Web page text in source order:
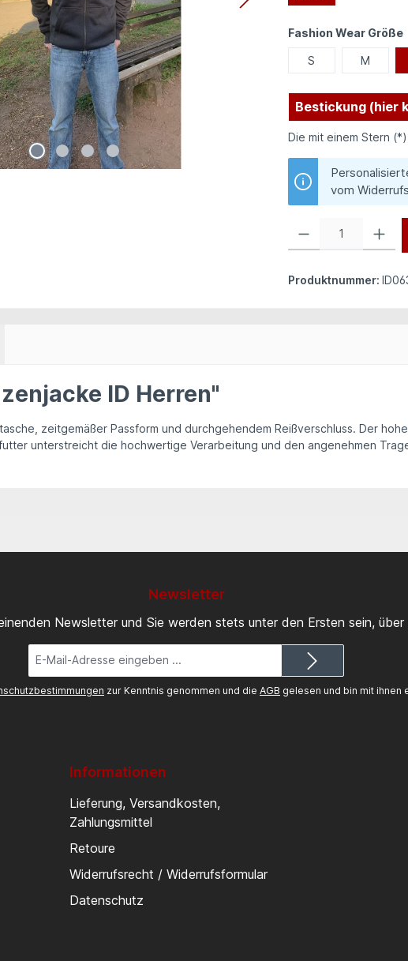
Fashion Wear Größe
S M
Bestickung (hier
Die mit einem Stern
vom
Produktnummer:
ID Herren"
zeitgemäßer Passform und durchgehendem Reißverschluss. Der
unterstreicht die hochwertige Verarbeitung und den angenehmen
Newsletter
Newsletter und Sie werden stets unter den Ersten sein,
Mail-
Adresse*
zur Kenntnis genommen und die AGB gelesen und bin mit ihnen
Informationen
Lieferung, Versandkosten,
Zahlungsmittel
Retoure
Widerrufsrecht / Widerrufsformular
Datenschutz